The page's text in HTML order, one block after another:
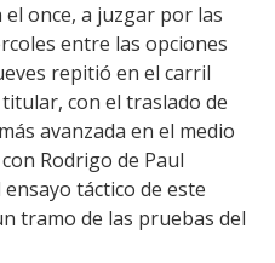
once, a juzgar por las
entre las opciones
repitió en el carril
con el traslado de
avanzada en el medio
Rodrigo de Paul
táctico de este
tramo de las pruebas del